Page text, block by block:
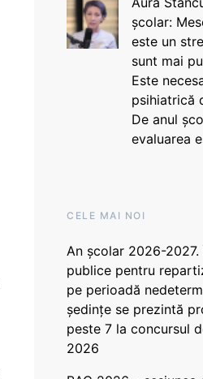
școlar:
este un
sunt mai
Este
psihiatrică
De anul
evaluarea
CELE MAI NOI
An școlar 2026-
publice pentru
pe perioadă
ședințe se prezintă
peste 7 la concursul
2026